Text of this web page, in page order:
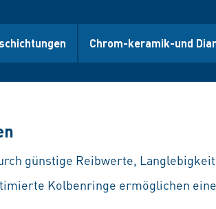
Chrom-keramik-und
günstige Reibwerte,
Kolbenringe ermöglichen